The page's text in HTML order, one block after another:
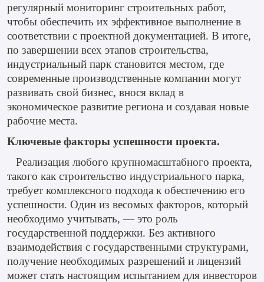
регулярный мониторинг строительных работ,
чтобы обеспечить их эффективное выполнение в
соответствии с проектной документацией. В итоге,
по завершении всех этапов строительства,
индустриальный парк становится местом, где
современные производственные компании могут
развивать свой бизнес, внося вклад в
экономическое развитие региона и создавая новые
рабочие места.
Ключевые факторы успешности проекта.
Реализация любого крупномасштабного проекта,
такого как строительство индустриального парка,
требует комплексного подхода к обеспечению его
успешности. Один из весомых факторов, который
необходимо учитывать, — это роль
государственной поддержки. Без активного
взаимодействия с государственными структурами,
получение необходимых разрешений и лицензий
может стать настоящим испытанием для инвесторов